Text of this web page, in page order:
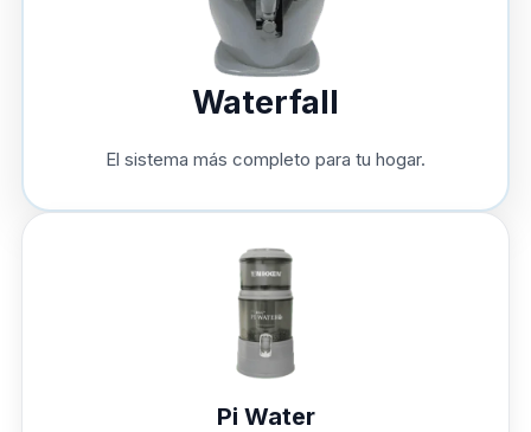
Waterfall
El sistema más completo para tu hogar.
Pi Water